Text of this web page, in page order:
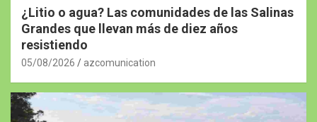
¿Litio o agua? Las comunidades de las Salinas
Grandes que llevan más de diez años
resistiendo
05/08/2026 azcomunication